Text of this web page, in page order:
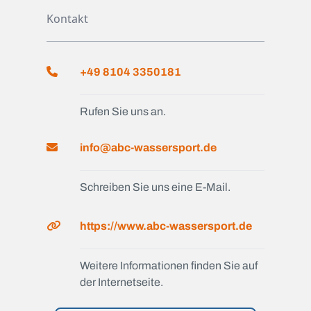
Kontakt
+49 8104 3350181
Rufen Sie uns an.
info@abc-wassersport.de
Schreiben Sie uns eine E-Mail.
https://www.abc-wassersport.de
Weitere Informationen finden Sie auf
der Internetseite.